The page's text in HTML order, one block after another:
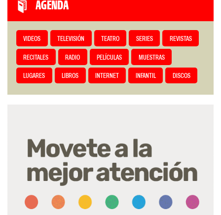
AGENDA
VIDEOS TELEVISIÓN TEATRO SERIES REVISTAS
RECITALES RADIO PELÍCULAS MUESTRAS
LUGARES LIBROS INTERNET INFANTIL DISCOS